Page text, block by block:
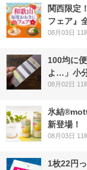
関西限定
フェア』
08月03日 11
100均に
よ…」小
08月02日 11
氷結
新登場！
08月03日 11
1枚22円